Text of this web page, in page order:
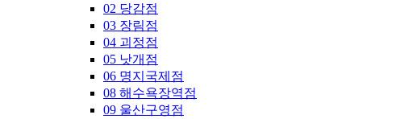
02 당감점
03 장림점
04 괴정점
05 낫개점
06 명지국제점
08 해수욕장역점
09 울산구영점